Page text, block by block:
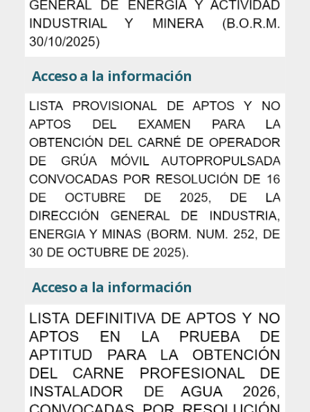
Acceso a la información
Acceso a la información